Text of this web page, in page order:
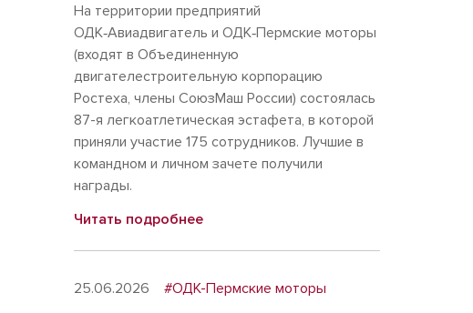
На территории предприятий
ОДК‑Авиадвигатель и ОДК‑Пермские моторы
(входят в Объединенную
двигателестроительную корпорацию
Ростеха, члены СоюзМаш России) состоялась
87-я легкоатлетическая эстафета, в которой
приняли участие 175 сотрудников. Лучшие в
командном и личном зачете получили
награды.
Читать подробнее
25.06.2026 #ОДК-Пермские моторы